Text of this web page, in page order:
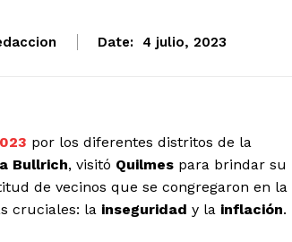
Date: 4 julio, 2023
por los diferentes distritos de la
Bullrich, visitó Quilmes para brindar su
de vecinos que se congregaron en la
cruciales: la inseguridad y la inflación.